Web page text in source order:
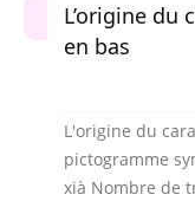
L’origine du
en bas
L'origine du
pictogramme
xià Nombre de